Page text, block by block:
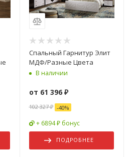
Спальный Гарнитур Элит
МДФ/Разные Цвета
В наличии
от 61 396 ₽
102 327 ₽ -40%
+ 6894 ₽ бонус
ПОДРОБНЕЕ